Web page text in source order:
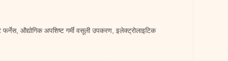
औद्योगिक अपशिष्ट गर्मी वसूली उपकरण, इलेक्ट्रोलाइटिक